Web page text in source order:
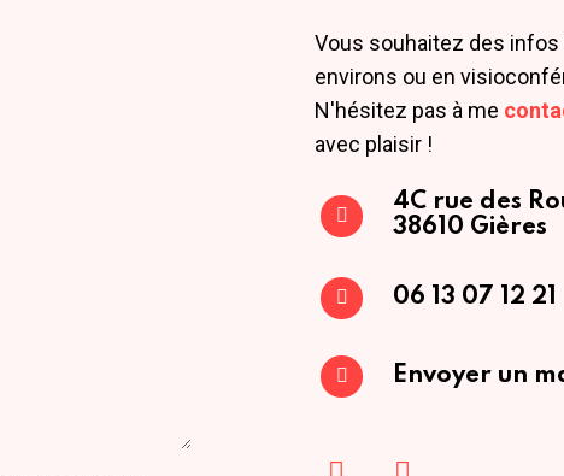
Vous souhaitez des infos
environs ou en
N'hésitez pas à me
avec plaisir !
4C rue des
38610 Gières
06 13 07 12 21
Envoyer un